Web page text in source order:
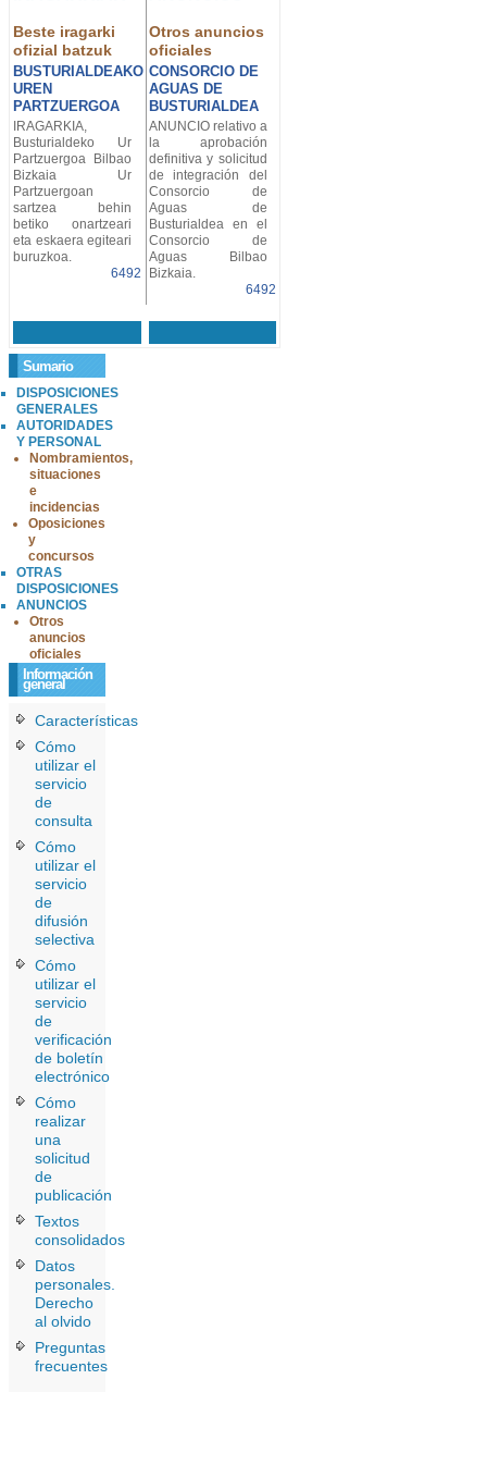
Beste iragarki
ofizial batzuk
BUSTURIALDEAKO
UREN
PARTZUERGOA
Otros anuncios
oficiales
CONSORCIO DE
AGUAS DE
BUSTURIALDEA
IRAGARKIA,
Busturialdeko Ur
Partzuergoa Bilbao
Bizkaia Ur
Partzuergoan
sartzea behin
betiko onartzeari
eta eskaera egiteari
buruzkoa.
6492
ANUNCIO relativo a
la aprobación
definitiva y solicitud
de integración del
Consorcio de
Aguas de
Busturialdea en el
Consorcio de
Aguas Bilbao
Bizkaia.
6492
Sumario
DISPOSICIONES
GENERALES
AUTORIDADES
Y PERSONAL
Nombramientos,
situaciones
e
incidencias
Oposiciones
y
concursos
OTRAS
DISPOSICIONES
ANUNCIOS
Otros
anuncios
oficiales
Información
general
Características
Cómo
utilizar el
servicio
de
consulta
Cómo
utilizar el
servicio
de
difusión
selectiva
Cómo
utilizar el
servicio
de
verificación
de boletín
electrónico
Cómo
realizar
una
solicitud
de
publicación
Textos
consolidados
Datos
personales.
Derecho
al olvido
Preguntas
frecuentes